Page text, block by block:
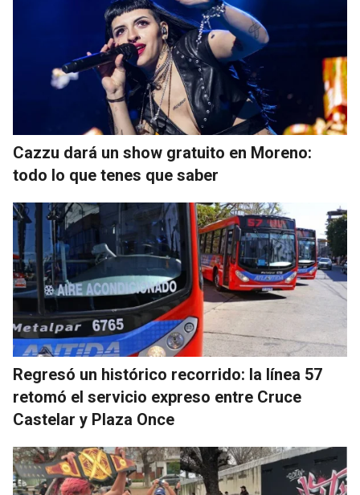
Cazzu dará un show gratuito en Moreno:
todo lo que tenes que saber
Regresó un histórico recorrido: la línea 57
retomó el servicio expreso entre Cruce
Castelar y Plaza Once